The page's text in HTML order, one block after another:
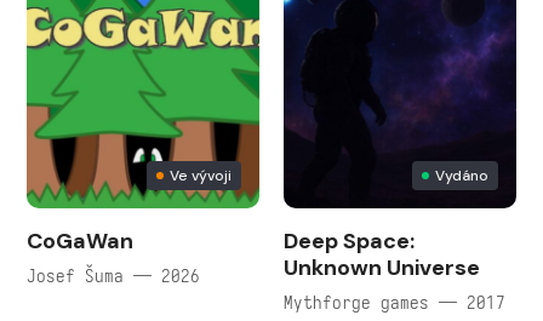
Ve vývoji
CoGaWan
Josef Šuma — 2026
Vydáno
Deep Space:
Unknown Universe
Mythforge games — 2017